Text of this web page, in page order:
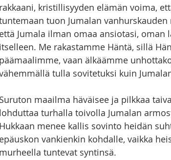
rakkaani, kristillisyyden elämän voima,
tuon Jumalan
että Jumala ilman omaa ansiotasi,
itselleen. Me rakastamme Häntä, sillä
päämaalimme, vaan älkäämme
tulla sovitetuksi kuin
Suruton maailma häväisee ja pilkkaa
lohduttaa turhalla toivolla Jumalan
Hukkaan menee kallis sovinto heidän
epäuskon vankienkin kohdalle, vaikka
murheella tuntevat syntinsä.